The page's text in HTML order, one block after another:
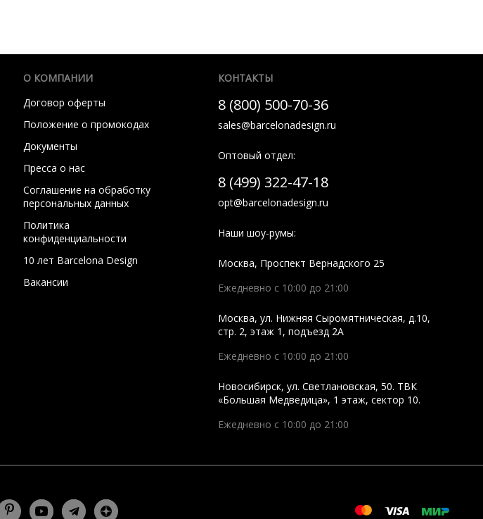
КОНТАКТЫ
8 (800) 500-70-36
sales@barcelonadesign.ru
Оптовый отдел:
8 (499) 322-47-18
opt@barcelonadesign.ru
Наши шоу-румы:
Москва, Проспект Вернадского 25
Ежедневно с 10:00 до 21:00
Москва,ул. Нижняя Сыромятническая, д.10,
стр. 2, этаж 1, подъезд 2A
Ежедневно с 10:00 до 21:00
Новосибирск,ул. Светлановская, 50. ТВК
«Большая Медведица», 1 этаж, сектор 10.
Ежедневно с 10:00 до 21:00
О КОМПАНИИ
Договор оферты
Положение о промокодах
Документы
Пресса о нас
Соглашение на обработку
персональных данных
Политика
конфиденциальности
10 лет Barcelona Design
Вакансии